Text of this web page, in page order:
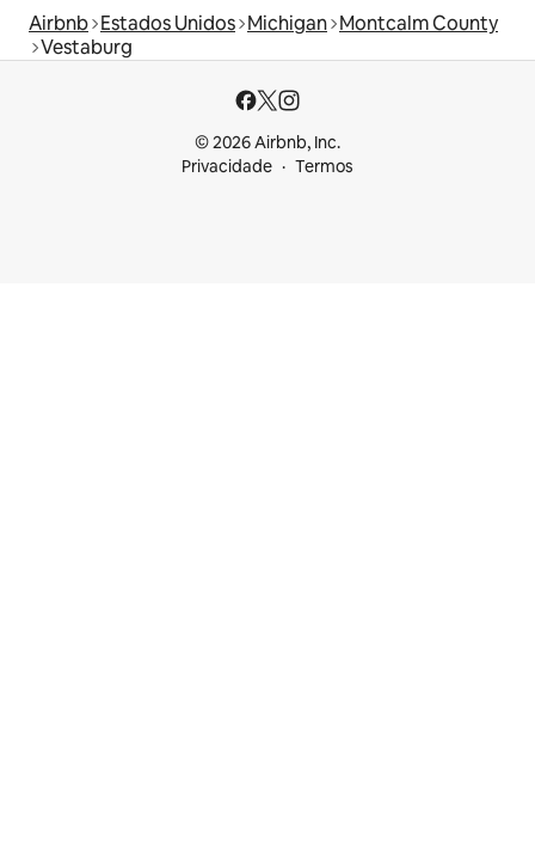
Airbnb Estados Unidos Michigan Montcalm County
Vestaburg
© 2026 Airbnb, Inc.
Privacidade
Termos